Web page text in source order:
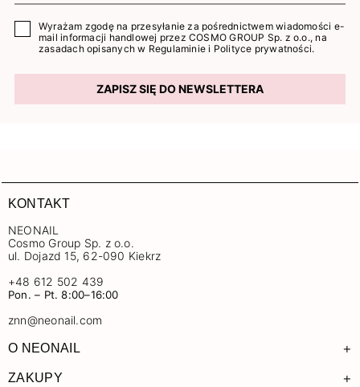
Wyrażam zgodę na przesyłanie za pośrednictwem wiadomości e-
mail informacji handlowej przez COSMO GROUP Sp. z o.o., na
zasadach opisanych w Regulaminie i Polityce prywatności.
ZAPISZ SIĘ DO NEWSLETTERA
KONTAKT
NEONAIL
Cosmo Group Sp. z o.o.
ul. Dojazd 15, 62-090 Kiekrz
+48 612 502 439
Pon. – Pt. 8:00–16:00
znn@neonail.com
O NEONAIL +
ZAKUPY +